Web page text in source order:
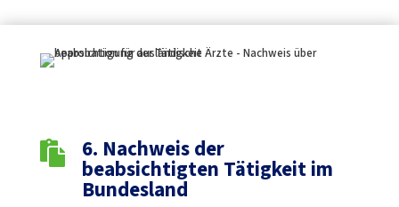
 6. Nachweis der
beabsichtigten Tätigkeit im
Bundesland